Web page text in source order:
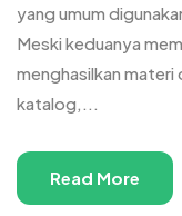
yang umum
Meski keduanya
menghasilkan materi
katalog,...
Read More